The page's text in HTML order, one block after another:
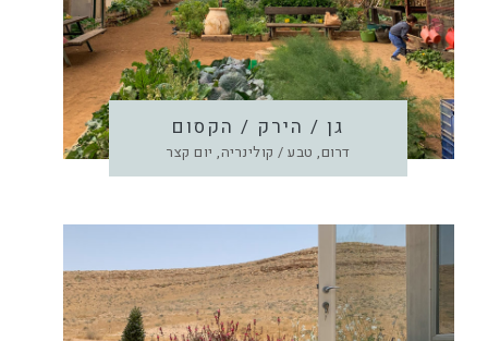
גן / הירק / הקסום
דרום, טבע / קולינריה, יום קצר